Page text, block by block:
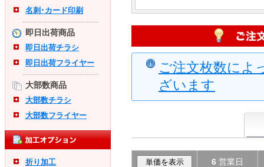
名刺･カード印刷
即日出荷商品
即日出荷チラシ
即日出荷フライヤー
大部数商品
大部数チラシ
大部数フライヤー
折り加工
ご注文枚数によ
ざいます
6 営業日